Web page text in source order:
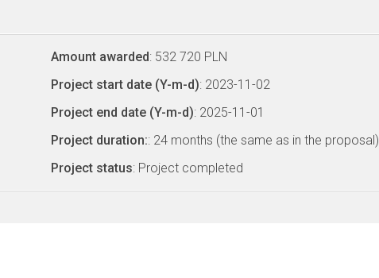
Amount awarded: 532 720 PLN
Project start date (Y-m-d): 2023-11-02
Project end date (Y-m-d): 2025-11-01
Project duration:: 24 months (the same as in the proposal)
Project status: Project completed